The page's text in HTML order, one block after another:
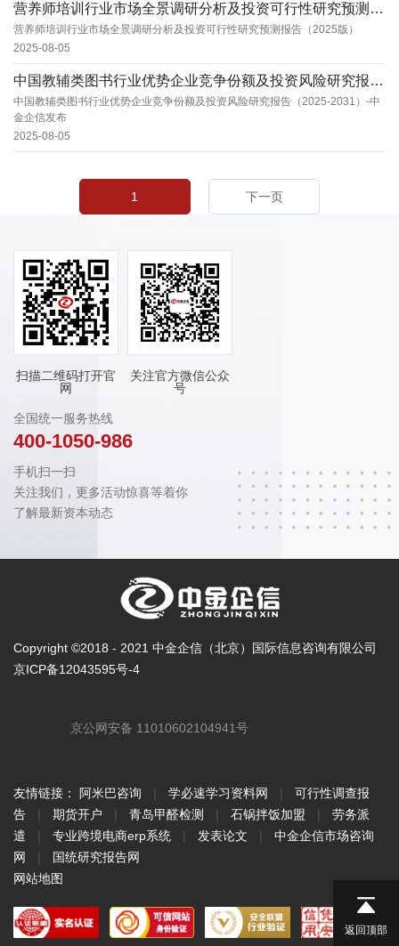
营养师培训行业市场全景调研分析及投资可行性研究预测报告（2025版）
营养师培训行业市场全景调研分析及投资可行性研究预测报告（2025版）
2025-08-05
中国教辅类图书行业优势企业竞争份额及投资风险研究报告（2025-2031）-中金企信发布
中国教辅类图书行业优势企业竞争份额及投资风险研究报告（2025-2031）-中
金企信发布
2025-08-05
1 下一页
扫描二维码打开官
网
关注官方微信公众
号
全国统一服务热线
400-1050-986
手机扫一扫
关注我们，更多活动惊喜等着你
了解最新资本动态
Copyright ©2018 - 2021 中金企信（北京）国际信息咨询有限公司
京ICP备12043595号-4
京公网安备 11010602104941号
友情链接： 阿米巴咨询 | 学必速学习资料网 |
可行性调查报
告
| 期货开户 | 青岛甲醛检测 | 石锅拌饭加盟 |
劳务派
遣
| 专业跨境电商erp系统 | 发表论文 |
中金企信市场咨询
网
|
国统研究报告网
网站地图
返回顶部